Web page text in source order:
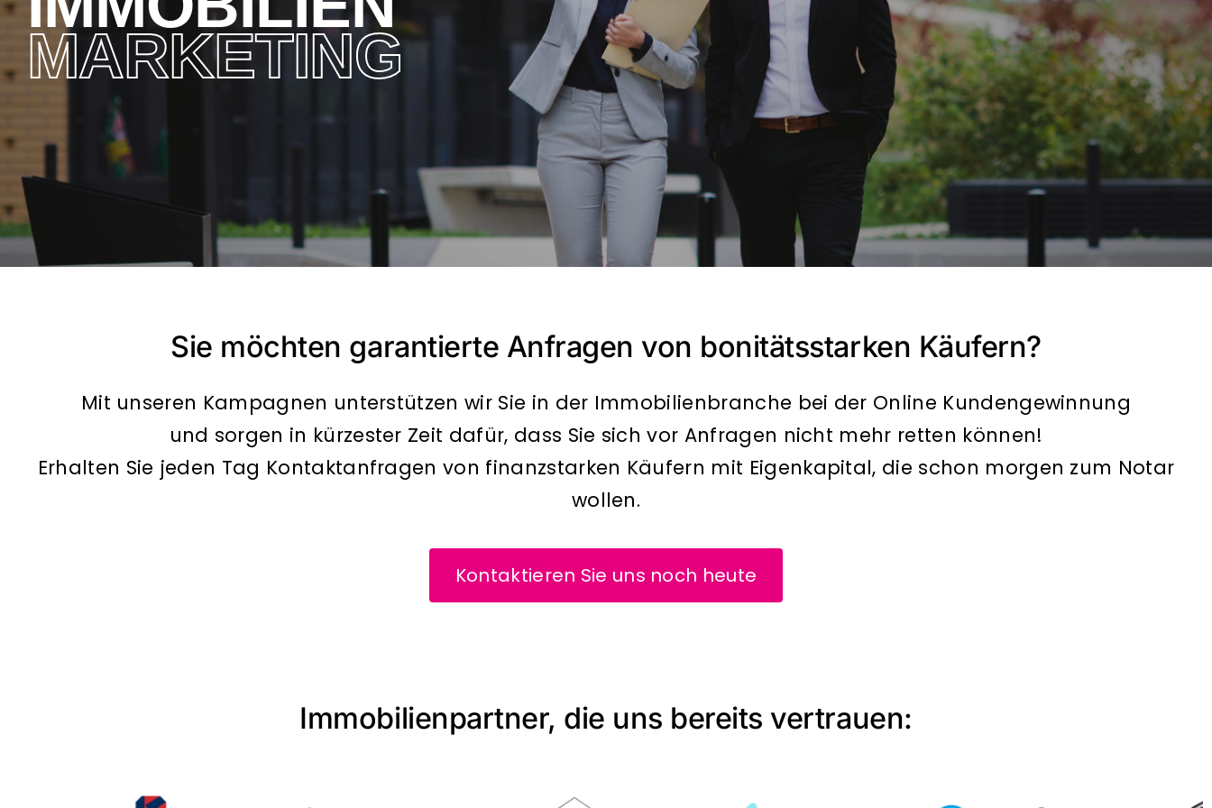
MARKETING
Sie möchten garantierte Anfragen von bonitätsstarken Käufern?
Mit unseren Kampagnen unterstützen wir Sie in der Immobilienbranche bei der Online Kundengewinnung
und sorgen in kürzester Zeit dafür, dass Sie sich vor Anfragen nicht mehr retten können!
Erhalten Sie jeden Tag Kontaktanfragen von finanzstarken Käufern mit Eigenkapital, die schon morgen zum Notar
wollen.
Kontaktieren Sie uns noch heute
Immobilienpartner, die uns bereits vertrauen: